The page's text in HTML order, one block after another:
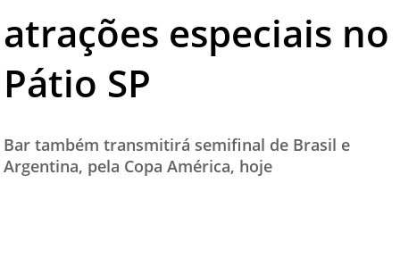
TESTADO E APROVADO
ÚLTIMAS NOTÍCIAS
CONTATO
atrações especiais no
Pátio SP
Bar também transmitirá semifinal de Brasil e
Argentina, pela Copa América, hoje